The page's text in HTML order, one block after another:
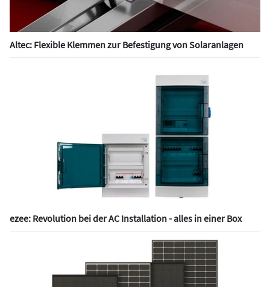
Altec: Flexible Klemmen zur Befestigung von Solaranlagen
ezee: Revolution bei der AC Installation - alles in einer Box